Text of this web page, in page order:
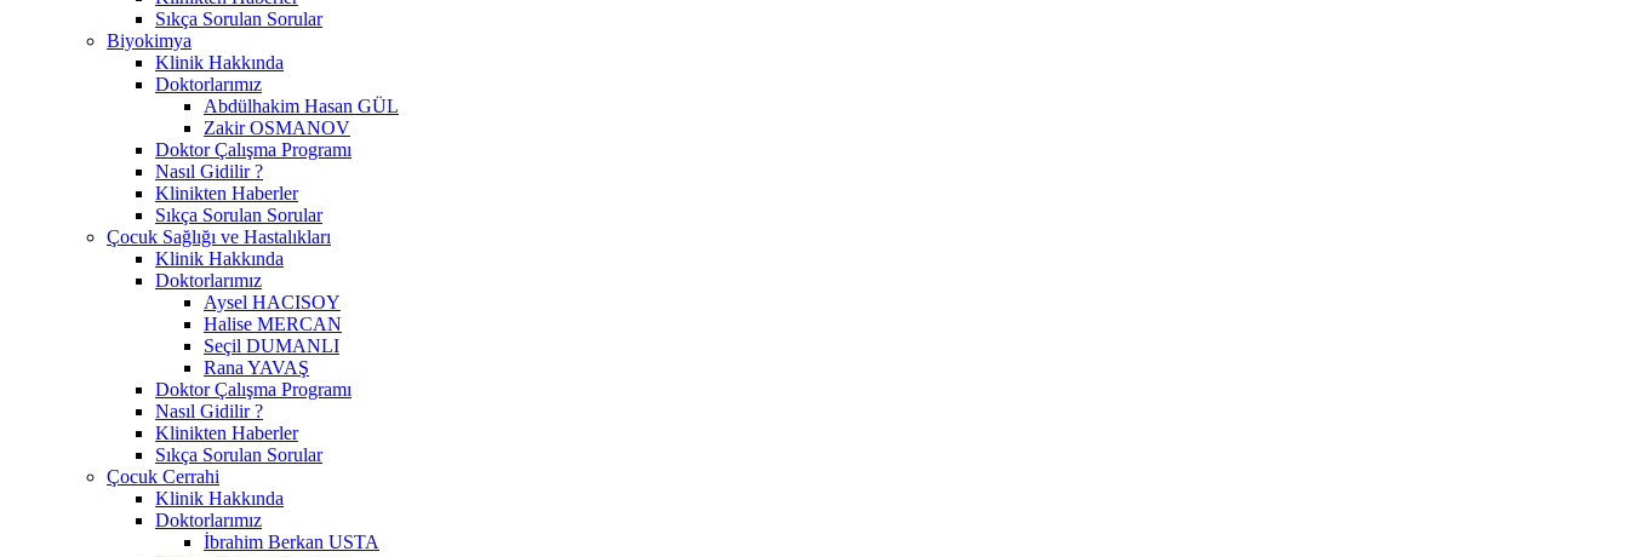
Sıkça Sorulan Sorular
Biyokimya
Klinik Hakkında
Doktorlarımız
Abdülhakim Hasan GÜL
Zakir OSMANOV
Doktor Çalışma Programı
Nasıl Gidilir ?
Klinikten Haberler
Sıkça Sorulan Sorular
Çocuk Sağlığı ve Hastalıkları
Klinik Hakkında
Doktorlarımız
Aysel HACISOY
Halise MERCAN
Seçil DUMANLI
Rana YAVAŞ
Doktor Çalışma Programı
Nasıl Gidilir ?
Klinikten Haberler
Sıkça Sorulan Sorular
Çocuk Cerrahi
Klinik Hakkında
Doktorlarımız
İbrahim Berkan USTA